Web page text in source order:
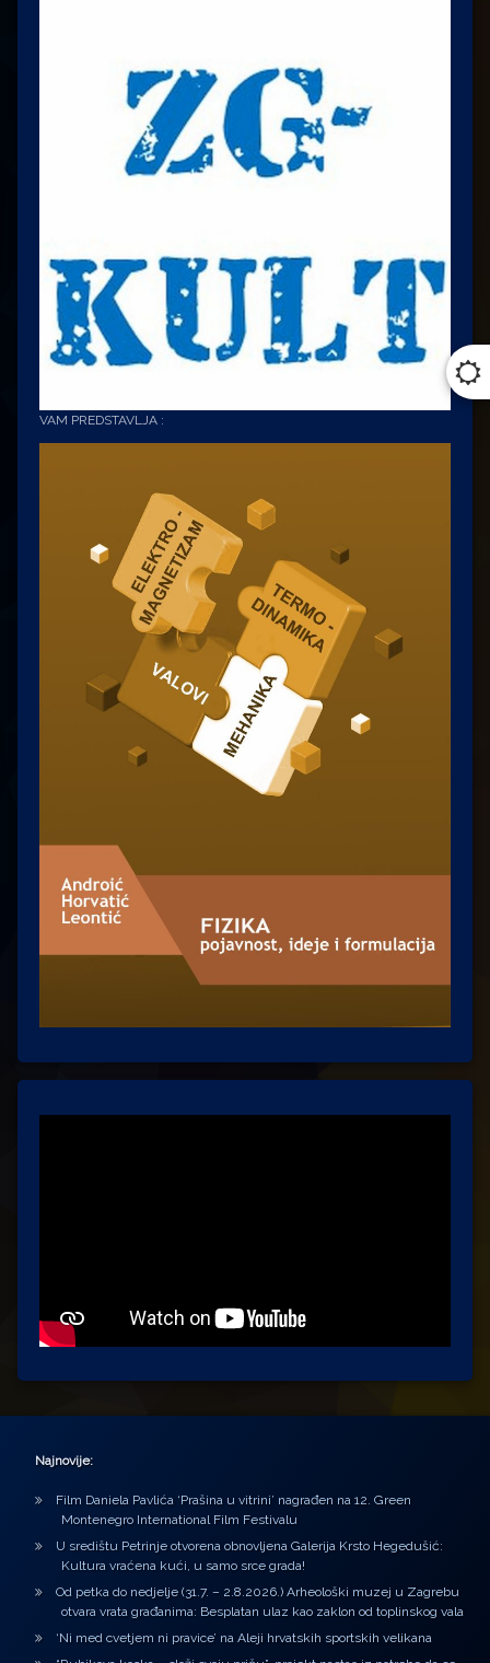
VAM PREDSTAVLJA :
Najnovije:
Film Daniela Pavlića ‘Prašina u vitrini’ nagrađen na 12. Green
Montenegro International Film Festivalu
U središtu Petrinje otvorena obnovljena Galerija Krsto Hegedušić:
Kultura vraćena kući, u samo srce grada!
Od petka do nedjelje (31.7. – 2.8.2026.) Arheološki muzej u Zagrebu
otvara vrata građanima: Besplatan ulaz kao zaklon od toplinskog vala
‘Ni med cvetjem ni pravice’ na Aleji hrvatskih sportskih velikana